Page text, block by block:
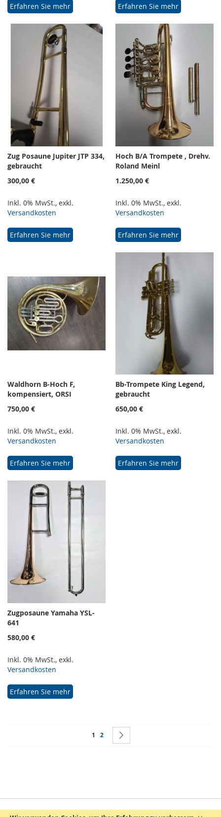
Erfahren Sie mehr Erfahren Sie mehr
Zug Posaune Jupiter JTP 334,
gebraucht
300,00 €
Inkl. 0% MwSt., exkl.
Versandkosten
Erfahren Sie mehr
Hoch B/A Trompete , Drehv.
Roland Meinl
1.250,00 €
Inkl. 0% MwSt., exkl.
Versandkosten
Erfahren Sie mehr
Waldhorn B-Hoch F,
kompensiert, ORSI
750,00 €
Inkl. 0% MwSt., exkl.
Versandkosten
Erfahren Sie mehr
Bb-Trompete King Legend,
gebraucht
650,00 €
Inkl. 0% MwSt., exkl.
Versandkosten
Erfahren Sie mehr
Zugposaune Yamaha YSL-
641
580,00 €
Inkl. 0% MwSt., exkl.
Versandkosten
Erfahren Sie mehr
Seite
Sie lesen gerade Seite
1 Seite
2